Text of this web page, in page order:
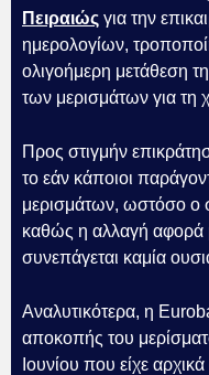
Πειραιώς για την
ημερολογίων,
ολιγοήμερη μετάθεση
των μερισμάτων για τη
Προς στιγμήν
το εάν κάποιοι
μερισμάτων, ωστόσο ο
καθώς η αλλαγή αφορά
συνεπάγεται καμία
Αναλυτικότερα, η
αποκοπής του
Ιουνίου που είχε